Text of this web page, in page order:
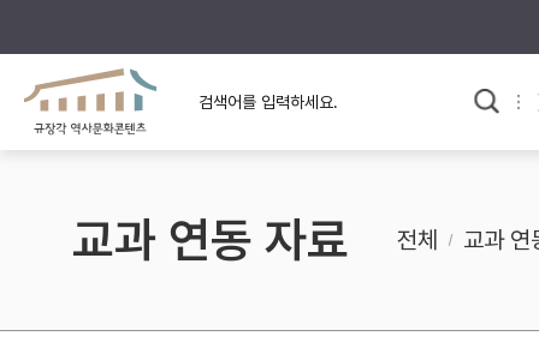
규장각의 어제와 오늘
규장각 소개영상
사료와 문학으로 본
고대
고려
조선 후기
교과 연동 자료 전체 교과 연